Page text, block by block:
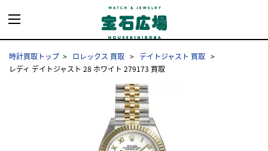
時計買取トップ ロレックス 買取
デイトジャスト 買取
レディ デイトジャスト 28 ホワイト 279173 買取